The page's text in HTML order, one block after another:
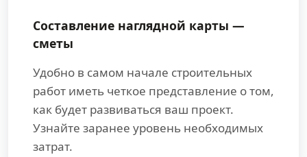
Составление наглядной карты —
сметы
Удобно в самом начале строительных
работ иметь четкое представление о том,
как будет развиваться ваш проект.
Узнайте заранее уровень необходимых
затрат.